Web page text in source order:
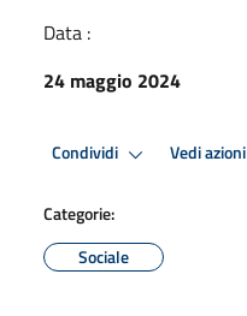
Data :
24 maggio 2024
Condividi Vedi azioni
Categorie:
Sociale